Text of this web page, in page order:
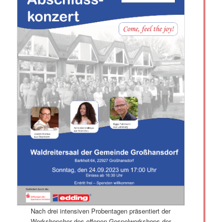
Nach drei intensiven Probentagen präsentiert der